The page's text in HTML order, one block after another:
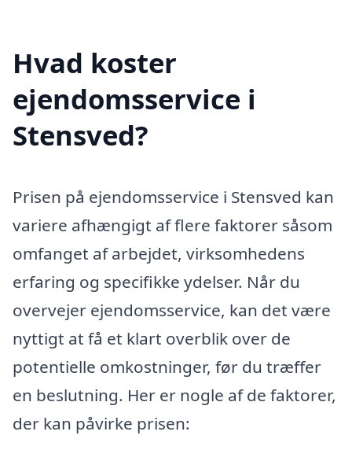
Hvad koster
ejendomsservice i
Stensved?
Prisen på ejendomsservice i Stensved kan
variere afhængigt af flere faktorer såsom
omfanget af arbejdet, virksomhedens
erfaring og specifikke ydelser. Når du
overvejer ejendomsservice, kan det være
nyttigt at få et klart overblik over de
potentielle omkostninger, før du træffer
en beslutning. Her er nogle af de faktorer,
der kan påvirke prisen: